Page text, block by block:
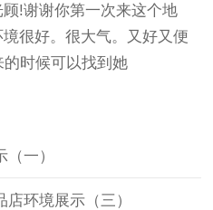
!谢谢你第一次来这个地
很好。很大气。又好又便
时候可以找到她
一）
环境展示（三）